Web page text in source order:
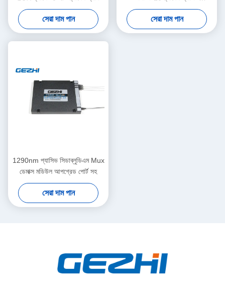
সেরা দাম পান
সিডাব্লুডিএম
সেরা দাম পান
1290nm প্যাসিভ সিডাব্লুডিএম Mux
ডেমাক্স মডিউল আপগ্রেড পোর্ট সহ
সেরা দাম পান